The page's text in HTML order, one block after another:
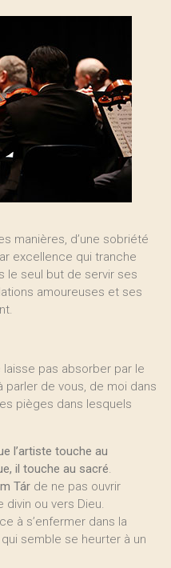
manières, d’une sobriété
excellence qui tranche
le seul but de servir ses
amoureuses et ses
pas absorber par le
de vous, de moi dans
pièges dans lesquels
l’artiste touche au
il touche au sacré.
Tár de ne pas ouvrir
ou vers Dieu.
à s’enfermer dans la
semble se heurter à un